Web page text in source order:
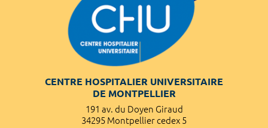
CENTRE HOSPITALIER UNIVERSITAIRE
DE MONTPELLIER
191 av. du Doyen Giraud
34295 Montpellier cedex 5